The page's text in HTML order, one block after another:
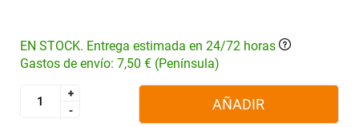
EN STOCK. Entrega estimada en 24/72 horas
Gastos de envío: 7,50 € (Península)
+
-
+
-
AÑADIR